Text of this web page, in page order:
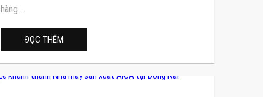
hàng ...
ĐỌC THÊM